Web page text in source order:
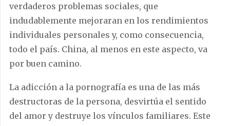
verdaderos problemas sociales, que
indudablemente mejoraran en los rendimientos
individuales personales y, como consecuencia,
todo el país. China, al menos en este aspecto, va
por buen camino.
La adicción a la pornografía es una de las más
destructoras de la persona, desvirtúa el sentido
del amor y destruye los vínculos familiares. Este